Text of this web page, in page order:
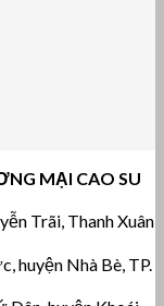
MẠI CAO SU
Trãi, Thanh Xuân
huyện Nhà Bè, TP.